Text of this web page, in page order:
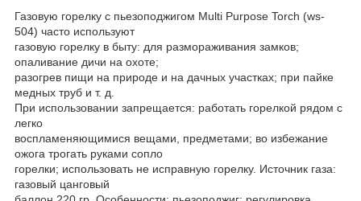
Газовую горелку с пьезоподжигом Multi Purpose Torch (ws-
504) часто используют
газовую горелку в быту: для размораживания замков;
опаливание дичи на охоте;
разогрев пищи на природе и на дачных участках; при пайке
медных труб и т. д.
При использовании запрещается: работать горелкой рядом с
легко
воспламеняющимися вещами, предметами; во избежание
ожога трогать руками сопло
горелки; использовать не исправную горелку. Источник газа:
газовый цанговый